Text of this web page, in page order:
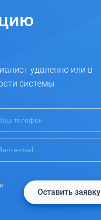
удаленно или в
системы
и
Оставить заявку